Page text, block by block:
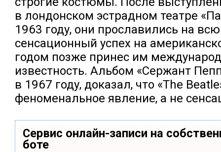
в лондонском эстрадном театре
1963 году, они прославились на всю
сенсационный успех на
годом позже принес им
известность. Альбом «Сержант
в 1967 году, доказал, что «The
феноменальное явление, а не
Сервис онлайн-записи на
боте